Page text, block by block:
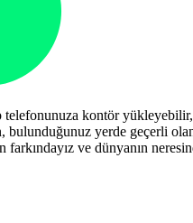
kontör
bulunduğunuz yerde geçerli
ve dünyanın